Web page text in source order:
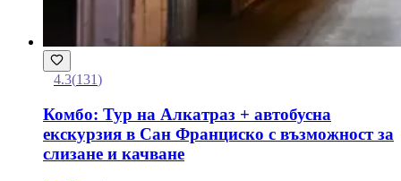
4.3(131)
Комбо: Тур на Алкатраз + автобусна
екскурзия в Сан Франциско с възможност за
слизане и качване